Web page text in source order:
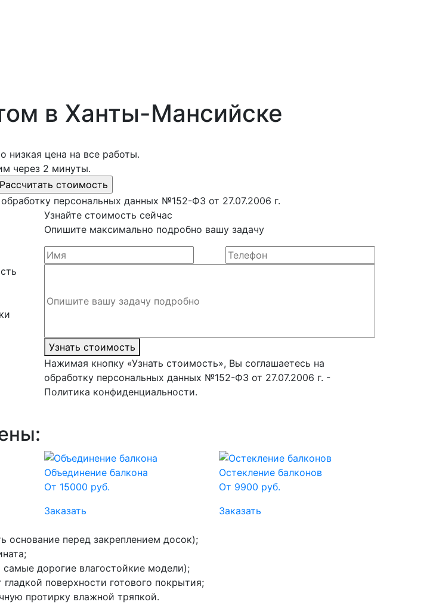
в Ханты-Мансийске
низкая цена на все работы.
через 2 минуты.
персональных данных №152-ФЗ от 27.07.2006 г.
Узнайте стоимость сейчас
Опишите максимально подробно вашу задачу
Узнать стоимость
Нажимая кнопку «Узнать стоимость», Вы соглашаетесь на
обработку персональных данных №152-ФЗ от 27.07.2006 г. -
Политика конфиденциальности.
Объединение балкона
От 15000 руб.
Заказать
Остекление балконов
От 9900 руб.
Заказать
основание перед закреплением досок);
дорогие влагостойкие модели);
поверхности готового покрытия;
протирку влажной тряпкой.